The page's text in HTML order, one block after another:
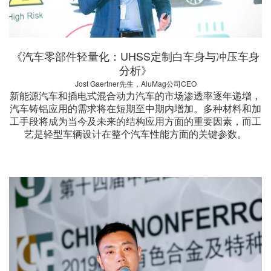
《汽车零部件轻量化：UHSS定制白车身与冲压车身
分析》
Jost Gaertner先生，AluMag公司CEO
新能源汽车和插电式混合动力汽车的市场渗透率逐年递增，
汽车铸铝应用的需求将在短期至中期内增加。多种材料和加
工手段将成为当今及未来的结构应用方面的重要因素，而工
艺是轻型车辆设计在整个汽车性能方面的关键参数。